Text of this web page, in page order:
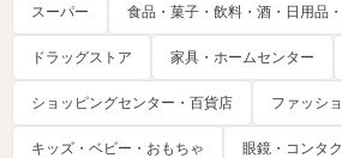
スーパー 食品・菓子・飲料・酒・日用品
ドラッグストア 家具・ホームセンター
ショッピングセンター・百貨店 ファッシ
キッズ・ベビー・おもちゃ 眼鏡・コンタ